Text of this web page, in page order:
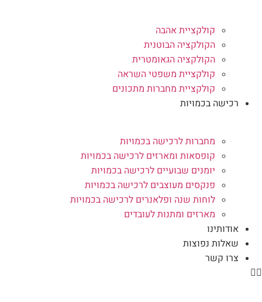
קולקציית אהבה
הקולקציה הבוטנית
הקולקציה הגאומטרית
קולקציית משפטי השראה
קולקציית מחברות מתכונים
רכישה בכמויות
מחברות לרכישה בכמויות
קופסאות ומארזים לרכישה בכמויות
יומנים שבועיים לרכישה בכמויות
פנקסים מעוצבים לרכישה בכמויות
לוחות שנה ופלאנרים לרכישה בכמויות
מארזים ומתנות לעובדים
אודותינו
שאלות נפוצות
צרו קשר